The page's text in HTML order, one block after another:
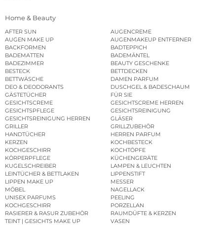
Home & Beauty
AFTER SUN
AUGENCREME
AUGEN MAKE UP
AUGENMAKEUP ENTFERNER
BACKFORMEN
BADTEPPICH
BADEMATTEN
BADEMÄNTEL
BADEZIMMER
BEAUTY GESCHENKE
BESTECK
BETTDECKEN
BETTWÄSCHE
DAMEN PARFUM
DEO & DEODORANTS
DUSCHGEL & BADESCHAUM
GÄSTETÜCHER
FÜR SIE
GESICHTSCREME
GESICHTSCREME HERREN
GESICHTSPFLEGE
GESICHTSREINIGUNG
GESICHTSREINIGUNG HERREN
GLÄSER
GRILLER
GRILLZUBEHÖR
HANDTÜCHER
HERREN PARFUM
KERZEN
KOCHBESTECK
KOCHGESCHIRR
KOCHTÖPFE
KÖRPERPFLEGE
KÜCHENGERÄTE
KUGELSCHREIBER
LAMPEN & LEUCHTEN
LEINTÜCHER & BETTLAKEN
LIPPENSTIFT
LIPPEN MAKE UP
MESSER
MÖBEL
NAGELLACK
UNISEX PARFUMS
PEELING
KOCHGESCHIRR
PORZELLAN
RASIERER & RASUR ZUBEHÖR
RAUMDÜFTE & KERZEN
TEINT | GESICHTS MAKE UP
VASEN